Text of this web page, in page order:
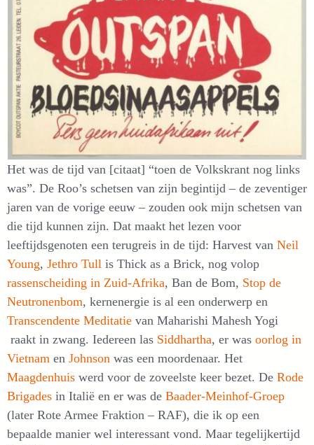
Het was de tijd van [citaat] “toen de Volkskrant nog links
was”. De Roo’s schetsen van zijn begintijd – de zeventiger
jaren van de vorige eeuw – zouden ook mijn schetsen van
die tijd kunnen zijn. Dat maakt het lezen voor
leeftijdsgenoten een terugreis in de tijd: Harvest van Neil
Young, Jethro Tull is Thick as a Brick, nog volop
rassenscheiding in Zuid-Afrika, Ban de Bom, Stop de
Neutronenbom, kernenergie is al een onderwerp en
Transcendente Meditatie van Maharishi Mahesh Yogi
raakt in zwang. Iedereen las Siddhartha, er was oorlog in
Vietnam en Johnson was een moordenaar. Het
Maagdenhuis werd voor de zoveelste keer bezet. De Rode
Brigades in Italië en er was de Baader-Meinhof-Groep
(later Rote Armee Fraktion – RAF), die ik op een
bepaalde manier wel interessant vond. Maar tegelijkertijd